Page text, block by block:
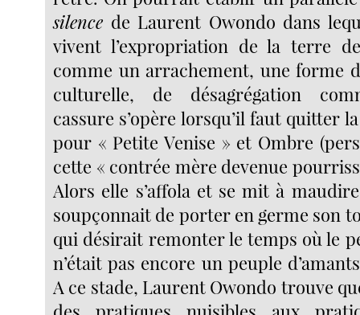
silence de Laurent Owondo dans
vivent l’expropriation de la terre
comme un arrachement, une forme
culturelle, de désagrégation
cassure s’opère lorsqu’il faut quitter
pour « Petite Venise » et Ombre
cette « contrée mère devenue
Alors elle s’affola et se mit à
soupçonnait de porter en germe son
qui désirait remonter le temps où le
n’était pas encore un peuple
A ce stade, Laurent Owondo trouve